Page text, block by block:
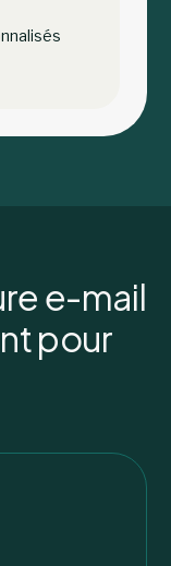
e-mail
pour